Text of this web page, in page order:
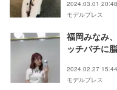
2024.03.01 20:48
モデルプレス
福岡みなみ
ッチバチに
2024.02.27 15:44
モデルプレス